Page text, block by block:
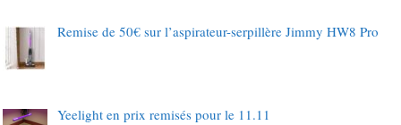
Remise de 50€ sur l’aspirateur-serpillère Jimmy HW8 Pro
Yeelight en prix remisés pour le 11.11